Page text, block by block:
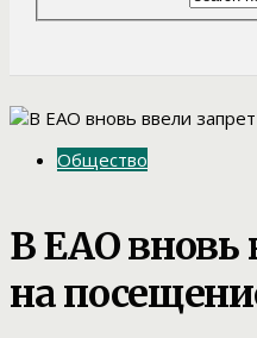
Общество
В ЕАО вновь
на